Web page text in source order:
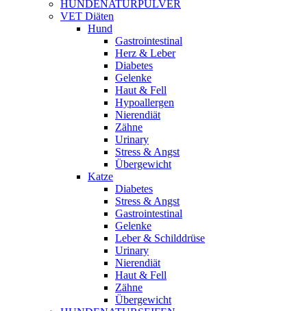
HUNDENATURPULVER
VET Diäten
Hund
Gastrointestinal
Herz & Leber
Diabetes
Gelenke
Haut & Fell
Hypoallergen
Nierendiät
Zähne
Urinary
Stress & Angst
Übergewicht
Katze
Diabetes
Stress & Angst
Gastrointestinal
Gelenke
Leber & Schilddrüse
Urinary
Nierendiät
Haut & Fell
Zähne
Übergewicht